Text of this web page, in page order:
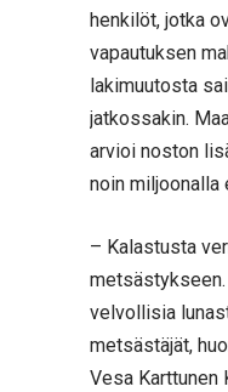
henkilöt, jotka
vapautuksen
lakimuutosta
jatkossakin.
arvioi noston
noin miljoonalla
– Kalastusta
velvollisia
metsästäjät,
Vesa Karttunen